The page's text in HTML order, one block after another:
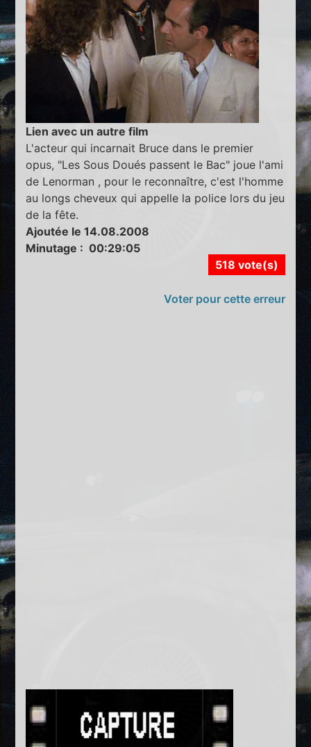
Lien avec un autre film
L'acteur qui incarnait Bruce dans le premier
opus, "Les Sous Doués passent le Bac" joue l'ami
de Lenorman , pour le reconnaître, c'est l'homme
au longs cheveux qui appelle la police lors du jeu
de la fête.
Ajoutée le 14.08.2008
Minutage : 00:29:05
518 vote(s)
Voter pour cette erreur